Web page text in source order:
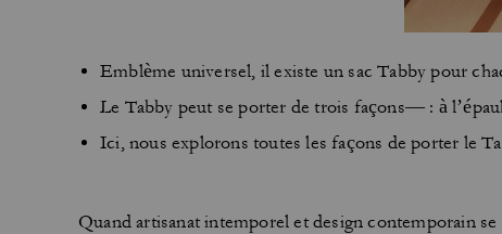
Emblème universel, il existe un sac Tabby pour
Le Tabby peut se porter de trois façons— : à
Ici, nous explorons toutes les façons de porter le
Quand artisanat intemporel et design contemporain